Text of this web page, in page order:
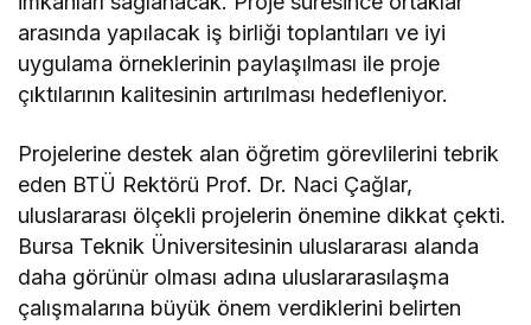
arasında yapılacak iş birliği toplantıları ve iyi
uygulama örneklerinin paylaşılması ile proje
çıktılarının kalitesinin artırılması hedefleniyor.
Projelerine destek alan öğretim görevlilerini tebrik
eden BTÜ Rektörü Prof. Dr. Naci Çağlar,
uluslararası ölçekli projelerin önemine dikkat çekti.
Bursa Teknik Üniversitesinin uluslararası alanda
daha görünür olması adına uluslararasılaşma
çalışmalarına büyük önem verdiklerini belirten